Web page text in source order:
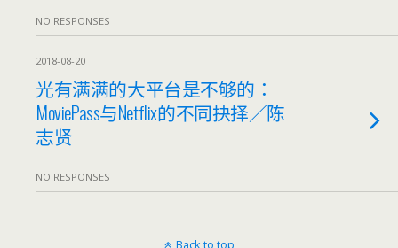
NO RESPONSES
2018-08-20
光有满满的大平台是不够的：
MoviePass与Netflix的不同抉择／陈
志贤
NO RESPONSES
Back to top